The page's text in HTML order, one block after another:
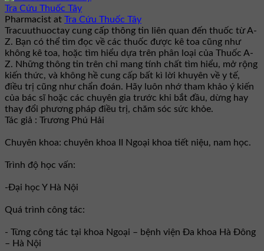
Tra Cứu Thuốc Tây
Pharmacist at Tra Cứu Thuốc Tây
Tracuuthuoctay cung cấp thông tin liên quan đến thuốc từ A-
Z. Bạn có thể tìm đọc về các thuốc được kê toa cũng như
không kê toa, hoặc tìm hiểu dựa trên phân loại của Thuốc A-
Z. Những thông tin trên chỉ mang tính chất tìm hiểu, mở rộng
kiến thức, và không hề cung cấp bất kì lời khuyên về y tế,
điều trị cũng như chẩn đoán. Hãy luôn nhớ tham khảo ý kiến
của bác sĩ hoặc các chuyên gia trước khi bắt đầu, dừng hay
thay đổi phương pháp điều trị, chăm sóc sức khỏe.
Tác giả : Trương Phú Hải
Chuyên khoa: chuyên khoa II Ngoại khoa tiết niệu, nam học.
Trình độ học vấn:
-Đại học Y Hà Nội
Quá trình công tác:
- Từng công tác tại khoa Ngoại – bệnh viện Đa khoa Hà Đông
– Hà Nội